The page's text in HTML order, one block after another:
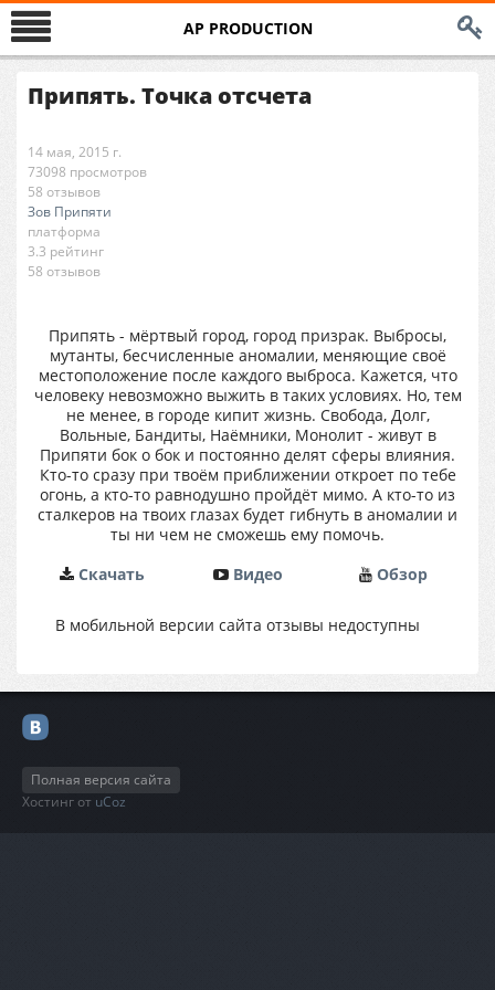
AP PRODUCTION
Припять. Точка отсчета
14 мая, 2015 г.
73098 просмотров
58 отзывов
Зов Припяти
платформа
3.3 рейтинг
58 отзывов
Припять - мёртвый город, город призрак. Выбросы,
мутанты, бесчисленные аномалии, меняющие своё
местоположение после каждого выброса. Кажется, что
человеку невозможно выжить в таких условиях. Но, тем
не менее, в городе кипит жизнь. Свобода, Долг,
Вольные, Бандиты, Наёмники, Монолит - живут в
Припяти бок о бок и постоянно делят сферы влияния.
Кто-то сразу при твоём приближении откроет по тебе
огонь, а кто-то равнодушно пройдёт мимо. А кто-то из
сталкеров на твоих глазах будет гибнуть в аномалии и
ты ни чем не сможешь ему помочь.
Cкачать
Видео Обзор
В мобильной версии сайта отзывы недоступны
Полная версия сайта
Хостинг от uCoz